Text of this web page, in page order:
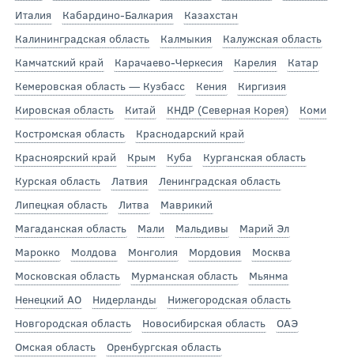
Италия
Кабардино-Балкария
Казахстан
Калининградская область
Калмыкия
Калужская область
Камчатский край
Карачаево-Черкесия Карелия
Катар
Кемеровская область — Кузбасс
Кения
Киргизия
Кировская область
Китай КНДР (Северная Корея)
Коми
Костромская область
Краснодарский край
Красноярский край
Крым Куба
Курганская область
Курская область
Латвия
Ленинградская область
Липецкая область
Литва
Маврикий
Магаданская область
Мали Мальдивы
Марий Эл
Марокко
Молдова Монголия Мордовия
Москва
Московская область
Мурманская область
Мьянма
Ненецкий АО
Нидерланды
Нижегородская область
Новгородская область
Новосибирская область
ОАЭ
Омская область
Оренбургская область